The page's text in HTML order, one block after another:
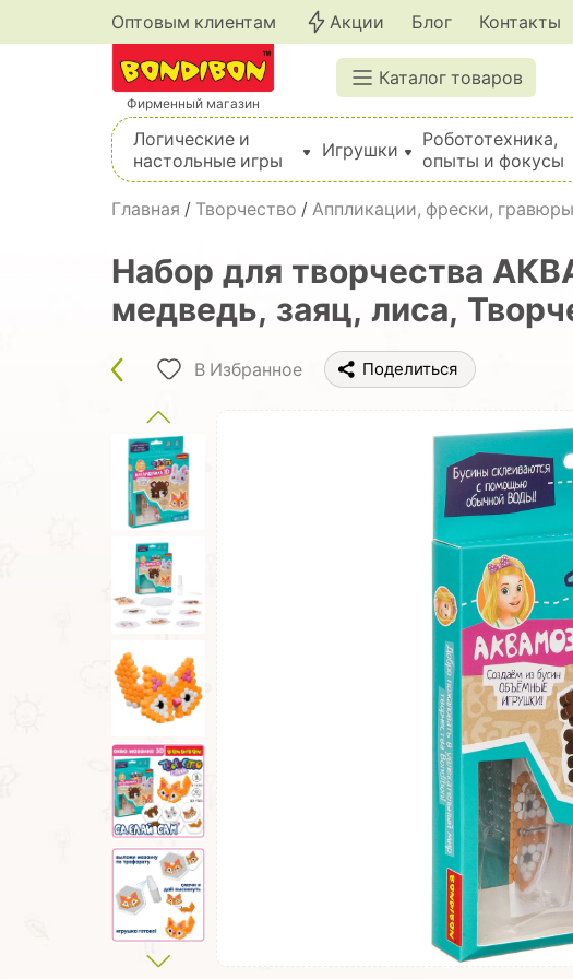
Оптовым клиентам Акции Блог Контакты
Фирменный магазин
Каталог товаров
Логические и
настольные игры
Игрушки
Робототехника,
опыты и фокусы
Главная / Творчество / Аппликации, фрески,
Набор для творчества
медведь, заяц, лиса,
В Избранное Поделиться